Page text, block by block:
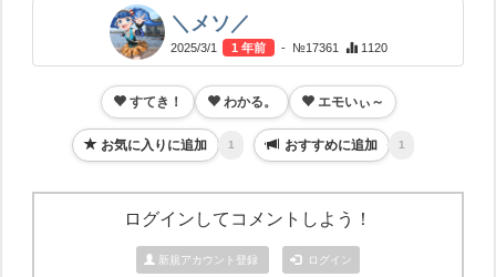
＼メソ／
2025/3/1 1 年前 - №17361 1120
すてき！ わかる。 エモいぃ～
お気に入りに追加 1 おすすめに追加 1
ログインしてコメントしよう！
新規アカウント登録 ログイン